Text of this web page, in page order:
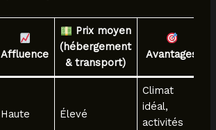
Affluence
Prix moyen
(hébergement
& transport)
Avantages
Haute Élevé
Climat
idéal,
activités